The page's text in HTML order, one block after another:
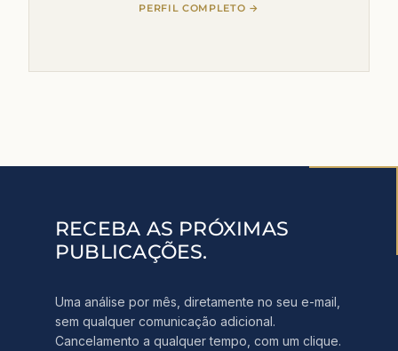
PERFIL COMPLETO →
RECEBA AS PRÓXIMAS
PUBLICAÇÕES.
Uma análise por mês, diretamente no seu e-mail,
sem qualquer comunicação adicional.
Cancelamento a qualquer tempo, com um clique.